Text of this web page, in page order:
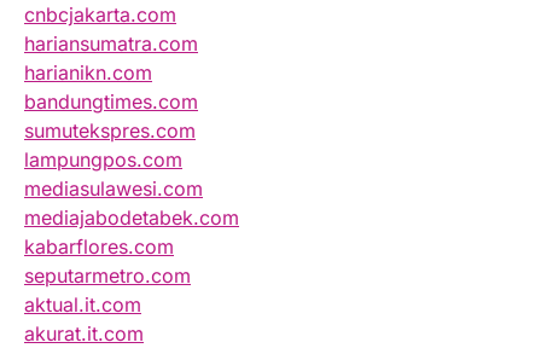
cnbcjakarta.com
hariansumatra.com
harianikn.com
bandungtimes.com
sumutekspres.com
lampungpos.com
mediasulawesi.com
mediajabodetabek.com
kabarflores.com
seputarmetro.com
aktual.it.com
akurat.it.com